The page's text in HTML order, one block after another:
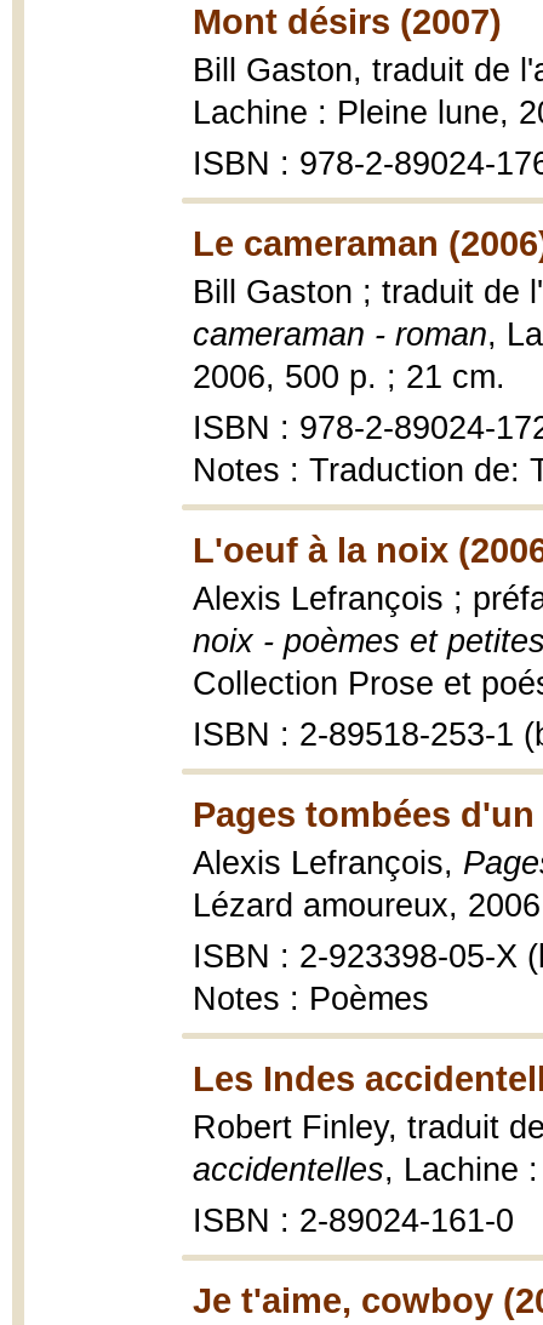
Mont désirs (2007)
Bill Gaston, traduit de
Lachine : Pleine lune,
ISBN : 978-2-89024-
Le cameraman
Bill Gaston ; traduit de
cameraman - roman,
2006, 500 p. ; 21 cm.
ISBN : 978-2-89024-
Notes : Traduction de:
L'oeuf à la noix
Alexis Lefrançois ;
noix - poèmes et
Collection Prose et
ISBN : 2-89518-253-1
Pages tombées
Alexis Lefrançois,
Lézard amoureux,
ISBN : 2-923398-05-X
Notes : Poèmes
Les Indes
Robert Finley, traduit
accidentelles, Lachine
ISBN : 2-89024-161-0
Je t'aime, cowboy